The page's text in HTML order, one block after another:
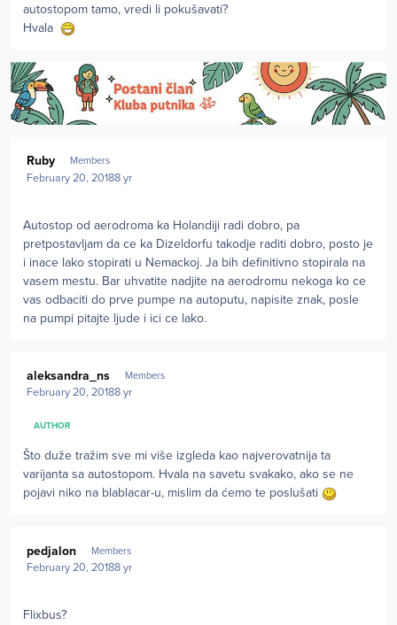
autostopom tamo, vredi li pokušavati?
Hvala
Ruby Members
February 20, 20188 yr
Autostop od aerodroma ka Holandiji radi dobro, pa
pretpostavljam da ce ka Dizeldorfu takodje raditi dobro, posto je
i inace lako stopirati u Nemackoj. Ja bih definitivno stopirala na
vasem mestu. Bar uhvatite nadjite na aerodromu nekoga ko ce
vas odbaciti do prve pumpe na autoputu, napisite znak, posle
na pumpi pitajte ljude i ici ce lako.
aleksandra_ns Members
February 20, 20188 yr
AUTHOR
Što duže tražim sve mi više izgleda kao najverovatnija ta
varijanta sa autostopom. Hvala na savetu svakako, ako se ne
pojavi niko na blablacar-u, mislim da ćemo te poslušati
pedjalon Members
February 20, 20188 yr
Flixbus?